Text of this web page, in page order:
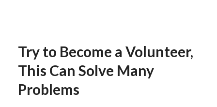
Try to Become a Volunteer,
This Can Solve Many
Problems